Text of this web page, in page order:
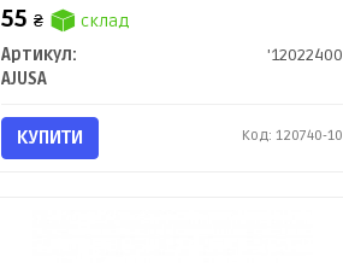
55₴
склад
Артикул:
'12022400
AJUSA
КУПИТИ Код: 120740-10